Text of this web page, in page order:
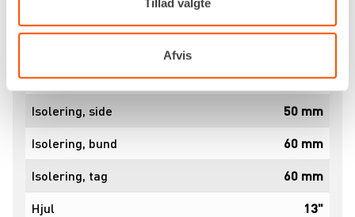
Tillad valgte
Afvis
Håndvaske
1 stk
Isolering, side
50 mm
Isolering, bund
60 mm
Isolering, tag
60 mm
Hjul
13"